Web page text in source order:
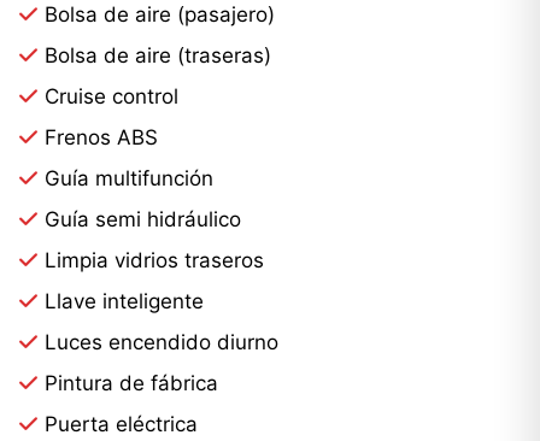
Bolsa de aire (pasajero)
Bolsa de aire (traseras)
Cruise control
Frenos ABS
Guía multifunción
Guía semi hidráulico
Limpia vidrios traseros
Llave inteligente
Luces encendido diurno
Pintura de fábrica
Puerta eléctrica